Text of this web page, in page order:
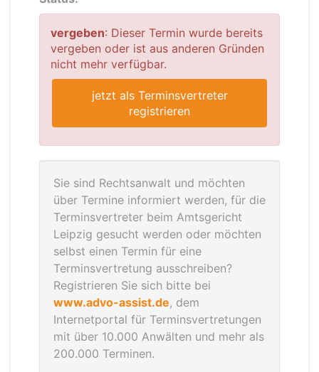
vergeben: Dieser Termin wurde bereits
vergeben oder ist aus anderen Gründen
nicht mehr verfügbar.
jetzt als Terminsvertreter
registrieren
Sie sind Rechtsanwalt und möchten
über Termine informiert werden, für die
Terminsvertreter beim Amtsgericht
Leipzig gesucht werden oder möchten
selbst einen Termin für eine
Terminsvertretung ausschreiben?
Registrieren Sie sich bitte bei
www.advo-assist.de, dem
Internetportal für Terminsvertretungen
mit über 10.000 Anwälten und mehr als
200.000 Terminen.